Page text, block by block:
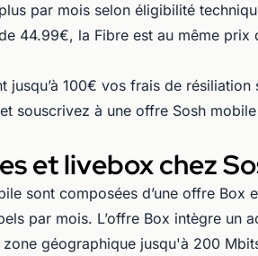
par mois selon éligibilité
44.99€, la Fibre est au même prix
jusqu’à 100€ vos frais de
et souscrivez à une offre Sosh
et livebox chez
sont composées d’une offre Box
par mois. L’offre Box intègre un
géographique jusqu'à 200